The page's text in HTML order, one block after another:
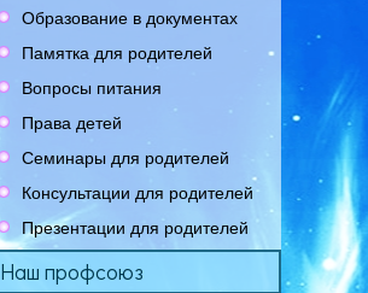
Образование в документах
Памятка для родителей
Вопросы питания
Права детей
Семинары для родителей
Консультации для родителей
Презентации для родителей
Наш профсоюз